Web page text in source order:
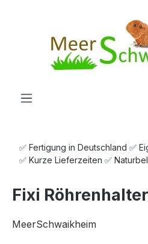
✅ Fertigung in Deutschland ✅
✅ Kurze Lieferzeiten ✅
Fixi Röhrenhalter
MeerSchwaikheim